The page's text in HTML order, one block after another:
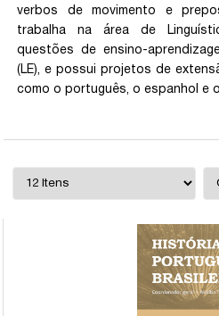
verbos de movimento e
trabalha na área de
questões de ensino-
(LE), e possui projetos de
como o português, o espanhol e